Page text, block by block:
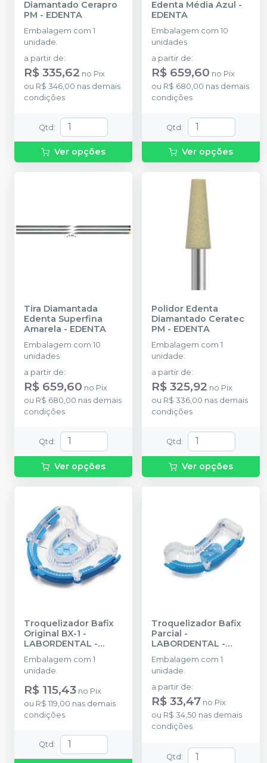
Diamantado Cerapro
PM - EDENTA
Embalagem com 1
unidade.
a partir de:
R$ 335,62 no Pix
ou R$ 346,00 nas demais
condições
Qtd:
Ver opções
Edenta Média Azul -
EDENTA
Embalagem com 10
unidades
a partir de:
R$ 659,60 no Pix
ou R$ 680,00 nas demais
condições
Qtd:
Ver opções
Tira Diamantada
Edenta Superfina
Amarela - EDENTA
Embalagem com 10
unidades
a partir de:
R$ 659,60 no Pix
ou R$ 680,00 nas demais
condições
Qtd :
Ver opções
Polidor Edenta
Diamantado Ceratec
PM - EDENTA
Embalagem com 1
unidade.
a partir de:
R$ 325,92 no Pix
ou R$ 336,00 nas demais
condições
Qtd :
Ver opções
Troquelizador Bafix
Original BX-1 -
LABORDENTAL -
DTDS
Embalagem com 1
unidade.
R$ 115,43 no Pix
ou R$ 119,00 nas demais
condições
Qtd :
Troquelizador Bafix
Parcial -
LABORDENTAL -
DTDS
Embalagem com 1
unidade.
a partir de:
R$ 33,47 no Pix
ou R$ 34,50 nas demais
condições
Qtd :